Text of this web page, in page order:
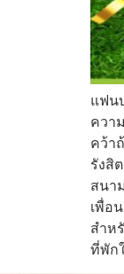
แฟน
ควา
คว้า
รังสิต
สนา
เพื่อ
สำห
ที่พัก